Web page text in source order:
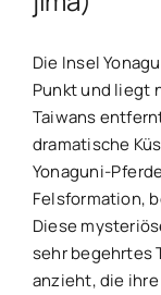
Die Insel
Punkt und liegt
Taiwans
dramatische
Yonaguni-
Felsformation,
Diese
sehr begehrtes
anzieht, die